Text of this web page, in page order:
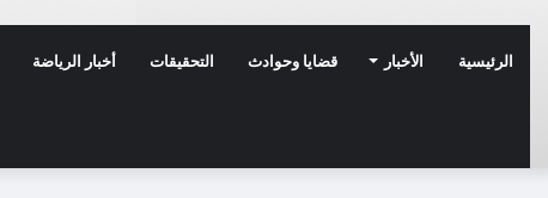
الرئيسية الأخبار قضايا وحوادث التحقيقات أخبار الرياضة